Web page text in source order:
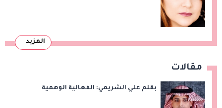
المزيد
مقالات
بقلم علي الشريمي: الفعالية الوهمية